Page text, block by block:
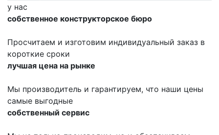
у нас
собственное конструкторское бюро
Просчитаем и изготовим индивидуальный заказ в
короткие сроки
лучшая цена на рынке
Мы производитель и гарантируем, что наши цены
самые выгодные
собственный сервис